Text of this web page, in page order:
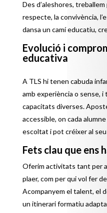
Des d’aleshores,
respecte, la convivència,
dansa un camí educatiu,
Evolució i
educativa
A TLS hi tenen cabuda
amb experiència o sense, i
capacitats diverses.
accessible, on cada
escoltat i pot créixer al
Fets clau que ens
Oferim activitats tant per
plaer, com per qui vol fer
Acompanyem el talent, el
un itinerari formatiu